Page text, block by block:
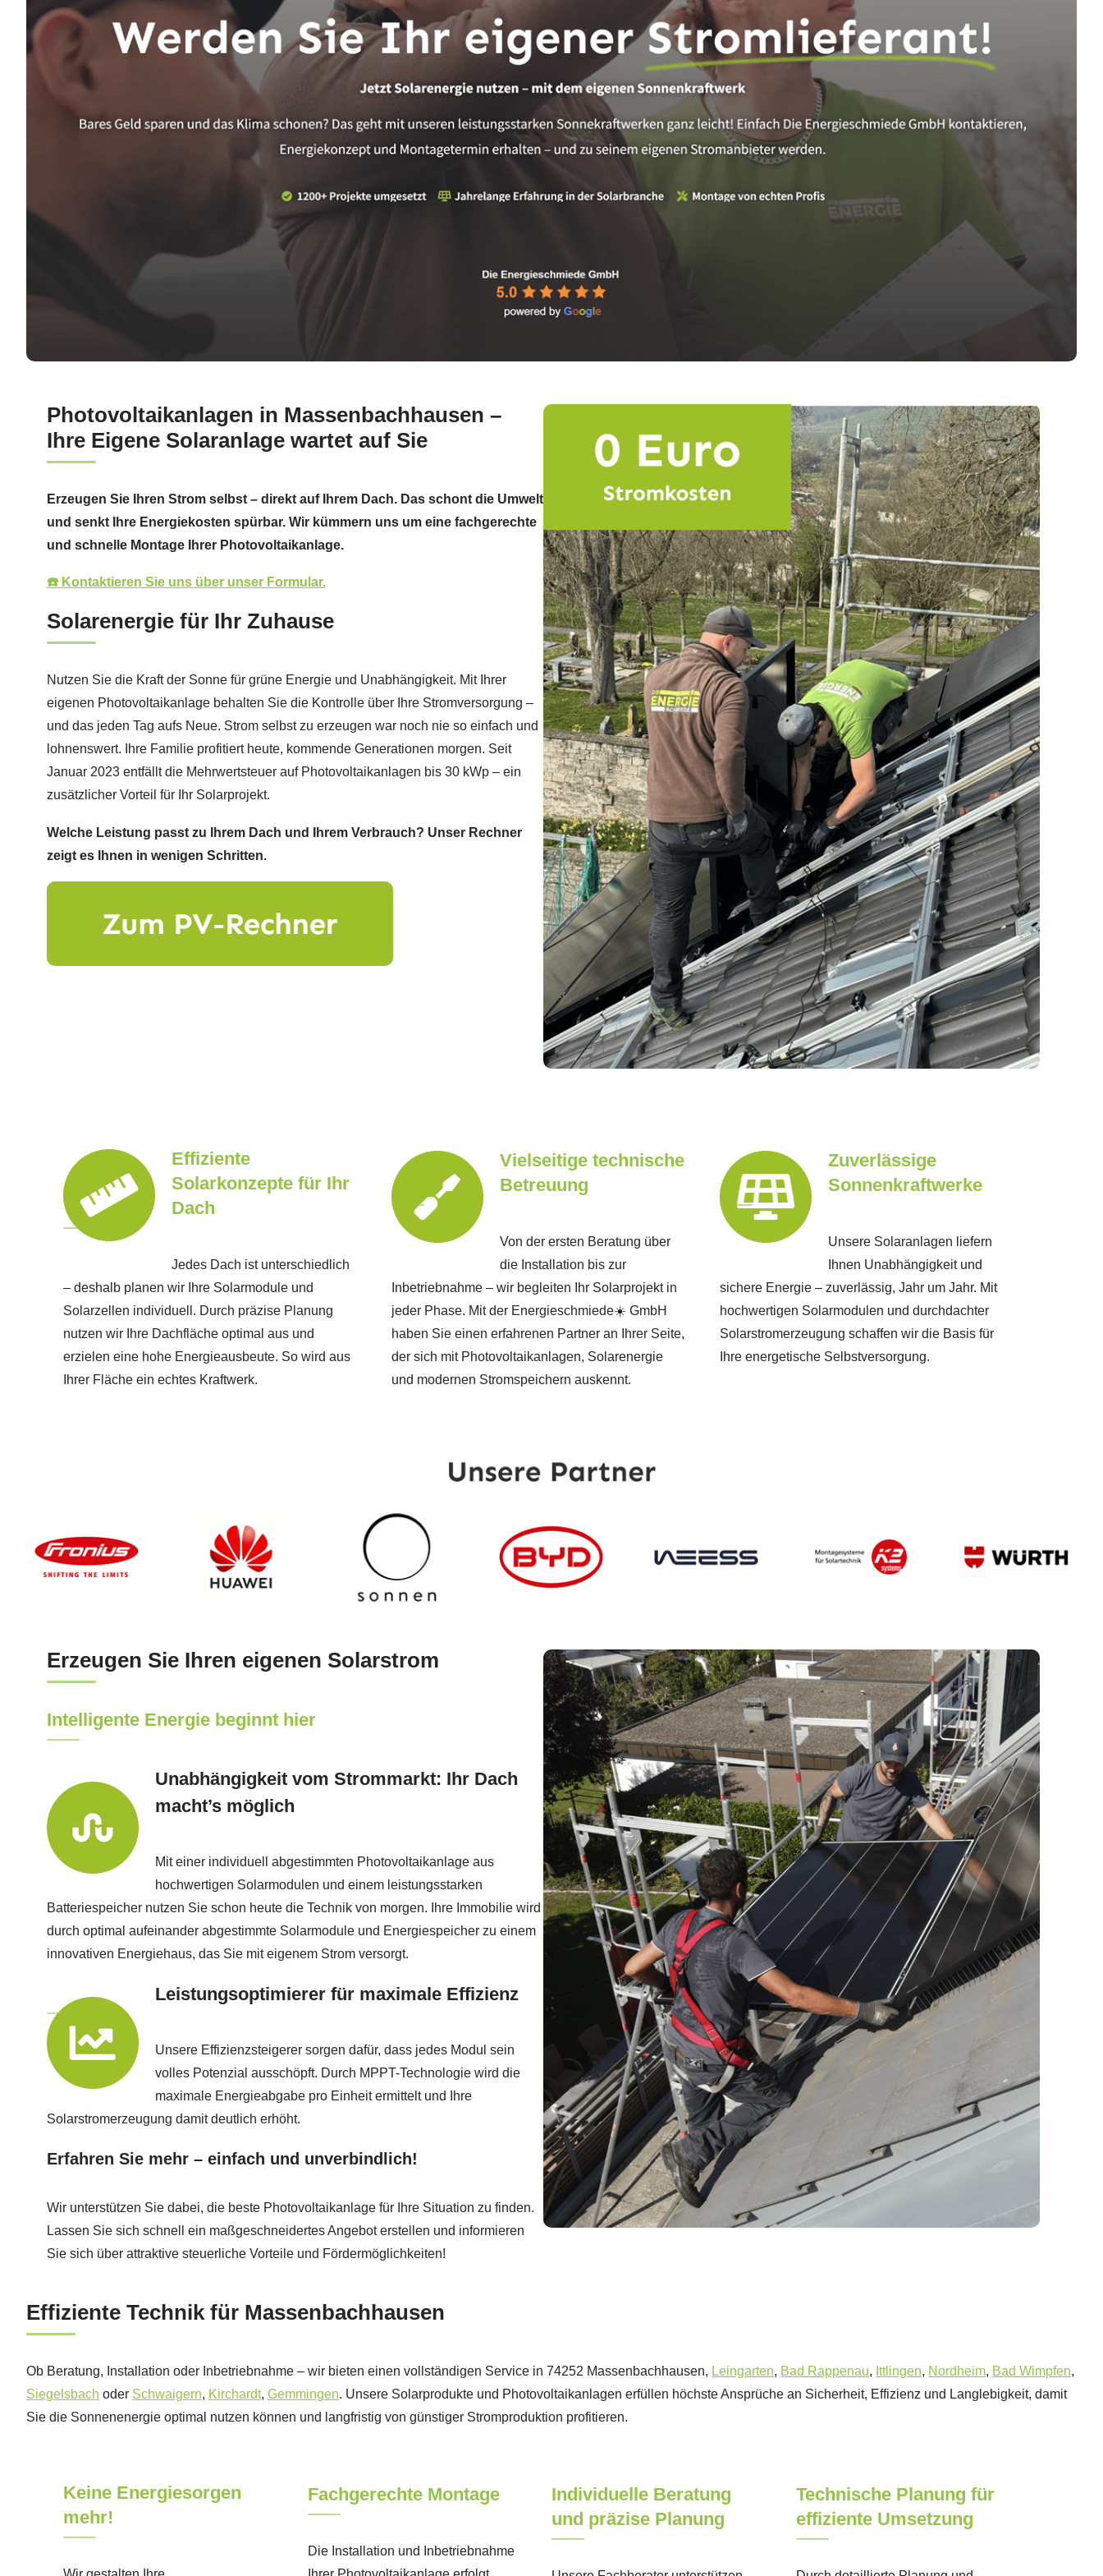
Photovoltaikanlagen in Massenbachhausen –
Ihre Eigene Solaranlage wartet auf Sie
Erzeugen Sie Ihren Strom selbst – direkt auf Ihrem Dach. Das schont die Umwelt
und senkt Ihre Energiekosten spürbar. Wir kümmern uns um eine fachgerechte
und schnelle Montage Ihrer Photovoltaikanlage.
☎️ Kontaktieren Sie uns über unser Formular.
Solarenergie für Ihr Zuhause
Nutzen Sie die Kraft der Sonne für grüne Energie und Unabhängigkeit. Mit Ihrer
eigenen Photovoltaikanlage behalten Sie die Kontrolle über Ihre Stromversorgung –
und das jeden Tag aufs Neue. Strom selbst zu erzeugen war noch nie so einfach und
lohnenswert. Ihre Familie profitiert heute, kommende Generationen morgen. Seit
Januar 2023 entfällt die Mehrwertsteuer auf Photovoltaikanlagen bis 30 kWp – ein
zusätzlicher Vorteil für Ihr Solarprojekt.
Welche Leistung passt zu Ihrem Dach und Ihrem Verbrauch? Unser Rechner
zeigt es Ihnen in wenigen Schritten.
Effiziente
Solarkonzepte für Ihr
Dach
Jedes Dach ist unterschiedlich
– deshalb planen wir Ihre Solarmodule und
Solarzellen individuell. Durch präzise Planung
nutzen wir Ihre Dachfläche optimal aus und
erzielen eine hohe Energieausbeute. So wird aus
Ihrer Fläche ein echtes Kraftwerk.
Vielseitige technische
Betreuung
Von der ersten Beratung über
die Installation bis zur
Inbetriebnahme – wir begleiten Ihr Solarprojekt in
jeder Phase. Mit der Energieschmiede☀️ GmbH
haben Sie einen erfahrenen Partner an Ihrer Seite,
der sich mit Photovoltaikanlagen, Solarenergie
und modernen Stromspeichern auskennt.
Zuverlässige
Sonnenkraftwerke
Unsere Solaranlagen liefern
Ihnen Unabhängigkeit und
sichere Energie – zuverlässig, Jahr um Jahr. Mit
hochwertigen Solarmodulen und durchdachter
Solarstromerzeugung schaffen wir die Basis für
Ihre energetische Selbstversorgung.
Erzeugen Sie Ihren eigenen Solarstrom
Intelligente Energie beginnt hier
Unabhängigkeit vom Strommarkt: Ihr Dach
macht’s möglich
Mit einer individuell abgestimmten Photovoltaikanlage aus
hochwertigen Solarmodulen und einem leistungsstarken
Batteriespeicher nutzen Sie schon heute die Technik von morgen. Ihre Immobilie wird
durch optimal aufeinander abgestimmte Solarmodule und Energiespeicher zu einem
innovativen Energiehaus, das Sie mit eigenem Strom versorgt.
Leistungsoptimierer für maximale Effizienz
Unsere Effizienzsteigerer sorgen dafür, dass jedes Modul sein
volles Potenzial ausschöpft. Durch MPPT-Technologie wird die
maximale Energieabgabe pro Einheit ermittelt und Ihre
Solarstromerzeugung damit deutlich erhöht.
Erfahren Sie mehr – einfach und unverbindlich!
Wir unterstützen Sie dabei, die beste Photovoltaikanlage für Ihre Situation zu finden.
Lassen Sie sich schnell ein maßgeschneidertes Angebot erstellen und informieren
Sie sich über attraktive steuerliche Vorteile und Fördermöglichkeiten!
Effiziente Technik für Massenbachhausen
Ob Beratung, Installation oder Inbetriebnahme – wir bieten einen vollständigen Service in 74252 Massenbachhausen, Leingarten, Bad Rappenau, Ittlingen, Nordheim, Bad Wimpfen,
Siegelsbach oder Schwaigern, Kirchardt, Gemmingen. Unsere Solarprodukte und Photovoltaikanlagen erfüllen höchste Ansprüche an Sicherheit, Effizienz und Langlebigkeit, damit
Sie die Sonnenenergie optimal nutzen können und langfristig von günstiger Stromproduktion profitieren.
Keine Energiesorgen
mehr!
Fachgerechte Montage
Die Installation und Inbetriebnahme
Individuelle Beratung
und präzise Planung
Technische Planung für
effiziente Umsetzung